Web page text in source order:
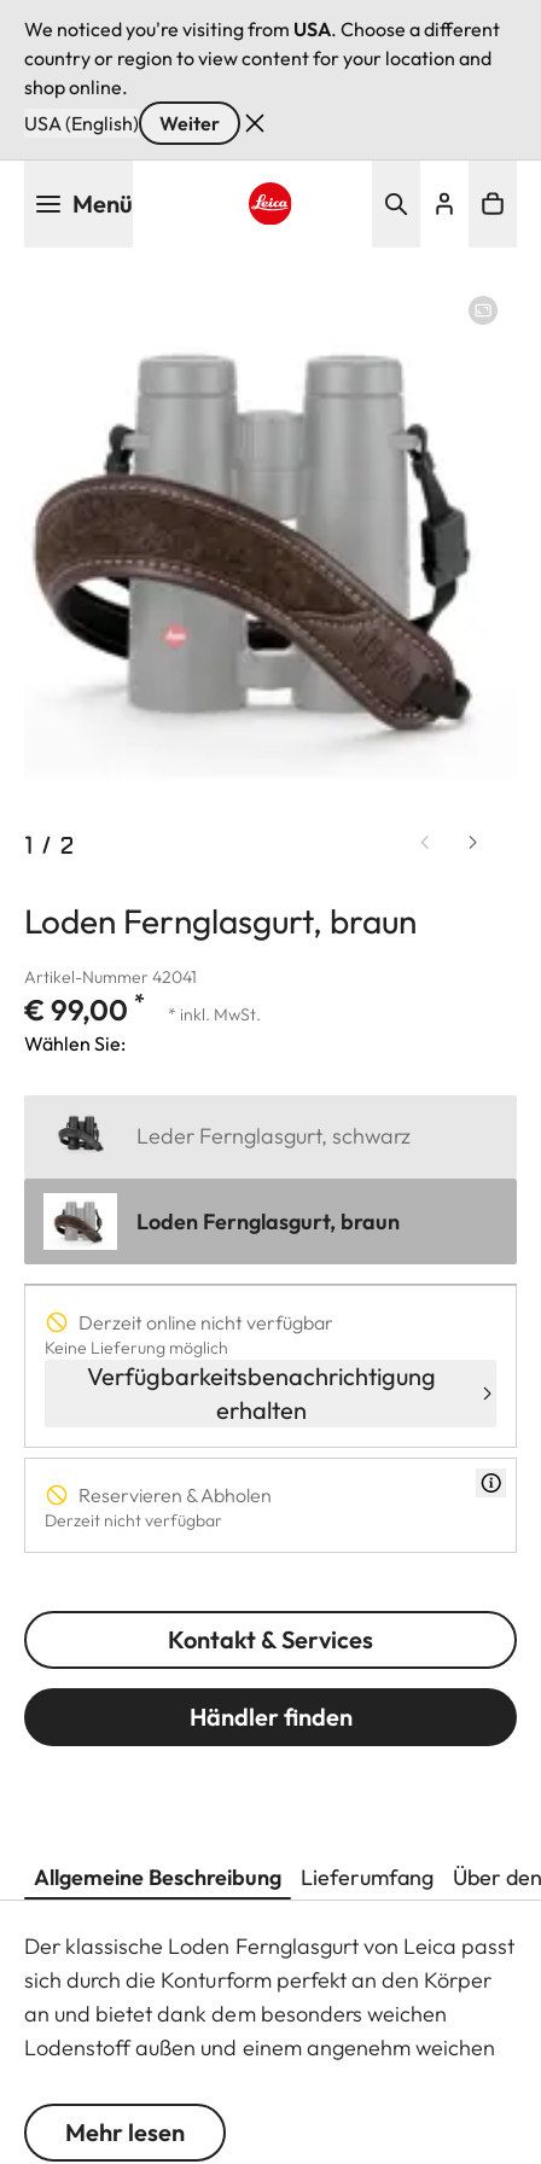
We noticed you're visiting from USA. Choose a different
country or region to view content for your location and
shop online.
USA (English)
Weiter
Menü
1 / 2
Loden Fernglasgurt, braun
Artikel-Nummer 42041
€ 99,00 * * inkl. MwSt.
Wählen Sie:
Leder Fernglasgurt, schwarz
Loden Fernglasgurt, braun
Derzeit online nicht verfügbar
Keine Lieferung möglich
Verfügbarkeitsbenachrichtigung
erhalten
Reservieren & Abholen
Derzeit nicht verfügbar
Kontakt & Services
Händler finden
Allgemeine Beschreibung Lieferumfang Über
Der klassische Loden Fernglasgurt von Leica passt
sich durch die Konturform perfekt an den Körper
an und bietet dank dem besonders weichen
Lodenstoff außen und einem angenehm weichen
Tragekomfort. Die erstklassigen Materialien und
die hochwertige Verarbeitung machen den Loden
Mehr lesen